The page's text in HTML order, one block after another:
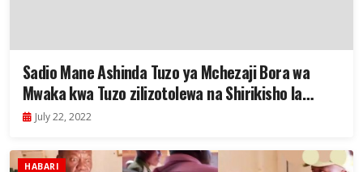
Sadio Mane Ashinda Tuzo ya Mchezaji Bora wa
Mwaka kwa Tuzo zilizotolewa na Shirikisho la
Mpira Barani Afrika (CAF)
July 22, 2022
HABARI